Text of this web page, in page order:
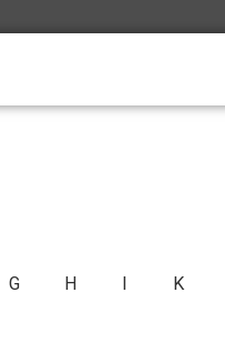
G H I K